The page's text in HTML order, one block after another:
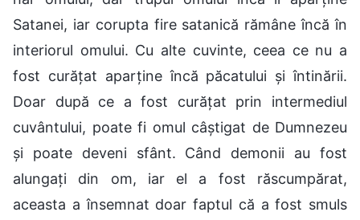
Satanei, iar corupta fire satanică rămâne încă în
interiorul omului. Cu alte cuvinte, ceea ce nu a
fost curățat aparține încă păcatului și întinării.
Doar după ce a fost curățat prin intermediul
cuvântului, poate fi omul câștigat de Dumnezeu
și poate deveni sfânt. Când demonii au fost
alungați din om, iar el a fost răscumpărat,
aceasta a însemnat doar faptul că a fost smuls